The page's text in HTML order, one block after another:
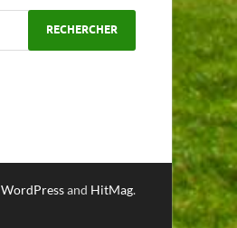
WordPressand HitMag.